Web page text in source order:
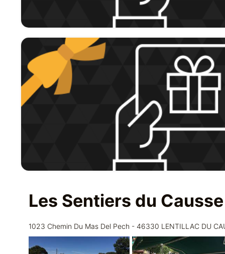
Les Sentiers du Causse
1023 Chemin Du Mas Del Pech - 46330 LENTILLAC DU